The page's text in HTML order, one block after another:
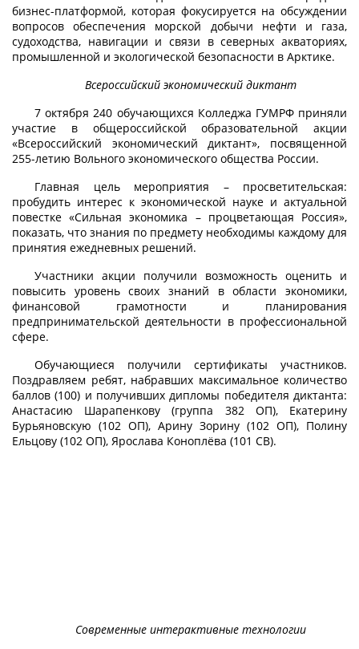
бизнес-платформой, которая фокусируется на обсуждении
вопросов обеспечения морской добычи нефти и газа,
судоходства, навигации и связи в северных акваториях,
промышленной и экологической безопасности в Арктике.
Всероссийский экономический диктант
7 октября 240 обучающихся Колледжа ГУМРФ приняли
участие в общероссийской образовательной акции
«Всероссийский экономический диктант», посвященной
255-летию Вольного экономического общества России.
Главная цель мероприятия – просветительская:
пробудить интерес к экономической науке и актуальной
повестке «Сильная экономика – процветающая Россия»,
показать, что знания по предмету необходимы каждому для
принятия ежедневных решений.
Участники акции получили возможность оценить и
повысить уровень своих знаний в области экономики,
финансовой грамотности и планирования
предпринимательской деятельности в профессиональной
сфере.
Обучающиеся получили сертификаты участников.
Поздравляем ребят, набравших максимальное количество
баллов (100) и получивших дипломы победителя диктанта:
Анастасию Шарапенкову (группа 382 ОП), Екатерину
Бурьяновскую (102 ОП), Арину Зорину (102 ОП), Полину
Ельцову (102 ОП), Ярослава Коноплёва (101 СВ).
Современные интерактивные технологии